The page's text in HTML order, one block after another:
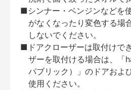
■シンナー・ベンジンなどを
がなくなったり変色する場
しないでください。
■ドアクローザーは取付けで
ザーを取付ける場合は、「
パブリック）」のドアおよ
使用ください。